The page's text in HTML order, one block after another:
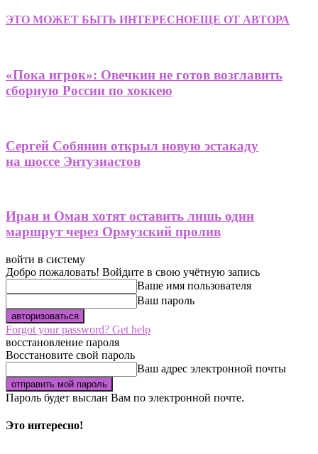
ЭТО МОЖЕТ БЫТЬ ИНТЕРЕСНОЕЩЕ ОТ АВТОРА
«Пока игрок»: Овечкин не готов возглавить
сборную России по хоккею
Сергей Собянин открыл новую эстакаду
на шоссе Энтузиастов
Иран и Оман хотят оставить лишь один
маршрут через Ормузский пролив
войти в систему
Добро пожаловать! Войдите в свою учётную запись
Ваше имя пользователя
Ваш пароль
Forgot your password? Get help
восстановление пароля
Восстановите свой пароль
Ваш адрес электронной почты
Пароль будет выслан Вам по электронной почте.
Это интересно!